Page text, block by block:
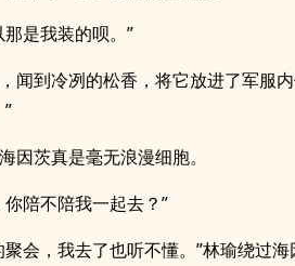
是我装的呗。”
闻到冷冽的松香，将它放进了军服
因茨真是毫无浪漫细胞。
陪不陪我一起去？”
会，我去了也听不懂。”林瑜绕过